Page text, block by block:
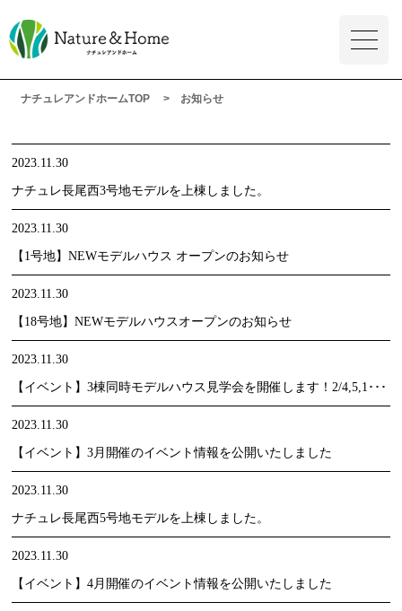
ナチュレアンドホームTOP お知らせ
2023.11.30
ナチュレ長尾西3号地モデルを上棟しました。
2023.11.30
【1号地】NEWモデルハウス オープンのお知らせ
2023.11.30
【18号地】NEWモデルハウスオープンのお知らせ
2023.11.30
【イベント】3棟同時モデルハウス見学会を開催します！2/4,5,1･･･
2023.11.30
【イベント】3月開催のイベント情報を公開いたしました
2023.11.30
ナチュレ長尾西5号地モデルを上棟しました。
2023.11.30
【イベント】4月開催のイベント情報を公開いたしました